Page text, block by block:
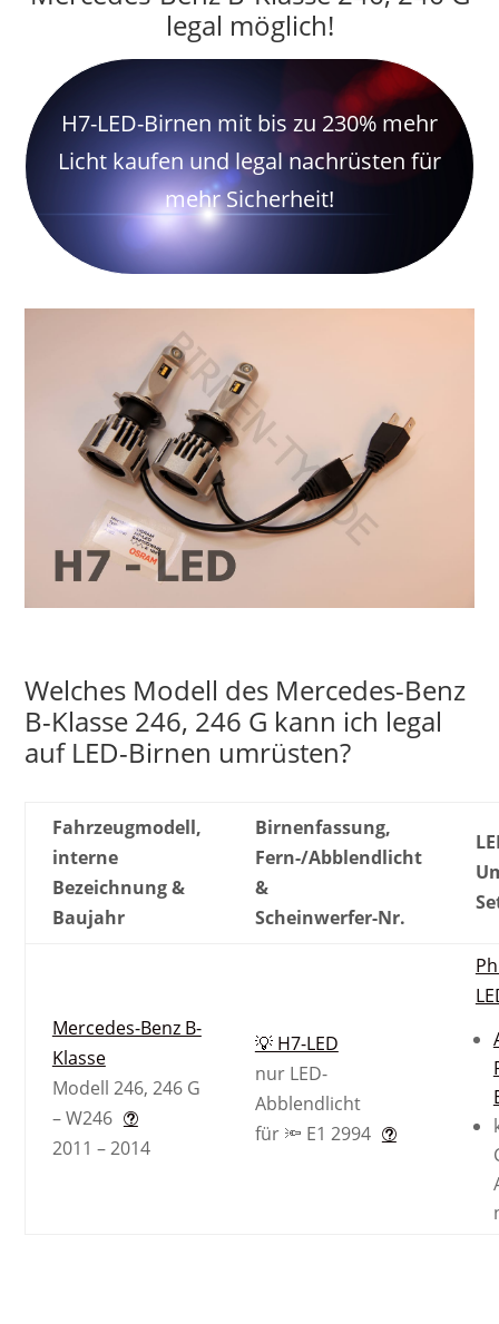
legal möglich!
H7-LED-Birnen mit bis zu 230% mehr
Licht kaufen und legal nachrüsten für
mehr Sicherheit!
Welches Modell des Mercedes-Benz
B-Klasse 246, 246 G kann ich legal
auf LED-Birnen umrüsten?
Fahrzeugmodell,
interne
Bezeichnung &
Baujahr
Birnenfassung,
Fern-/Abblendlicht
&
Scheinwerfer-Nr.
Mercedes-Benz B-
Klasse
Modell 246, 246 G
– W246
2011 – 2014
💡 H7-LED
nur LED-
Abblendlicht
für 🔦 E1 2994